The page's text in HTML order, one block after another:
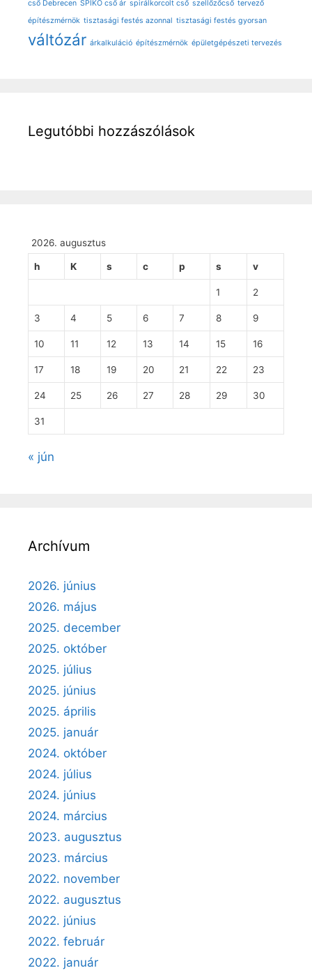
cső Debrecen SPIKO cső ár spirálkorcolt cső szellőzőcső tervező
építészmérnök tisztasági festés azonnal tisztasági festés gyorsan
váltózár árkalkuláció építészmérnök épületgépészeti tervezés
Legutóbbi hozzászólások
2026. augusztus
h K s c p s v
1 2
3 4 5 6 7 8 9
10 11 12 13 14 15 16
17 18 19 20 21 22 23
24 25 26 27 28 29 30
31
« jún
Archívum
2026. június
2026. május
2025. december
2025. október
2025. július
2025. június
2025. április
2025. január
2024. október
2024. július
2024. június
2024. március
2023. augusztus
2023. március
2022. november
2022. augusztus
2022. június
2022. február
2022. január